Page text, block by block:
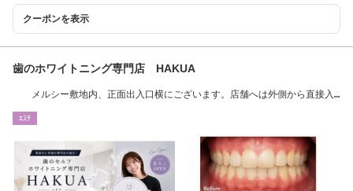
クーポンを表示
歯のホワイトニング専門店 HAKUA
メルシー敷地内、正面出入口横にございます。店舗へは外側から直接入
ｴｽﾃ